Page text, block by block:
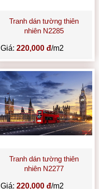
Tranh dán tường thiên
nhiên N2285
Giá: 220,000 đ/m2
Tranh dán tường thiên
nhiên N2277
Giá: 220,000 đ/m2